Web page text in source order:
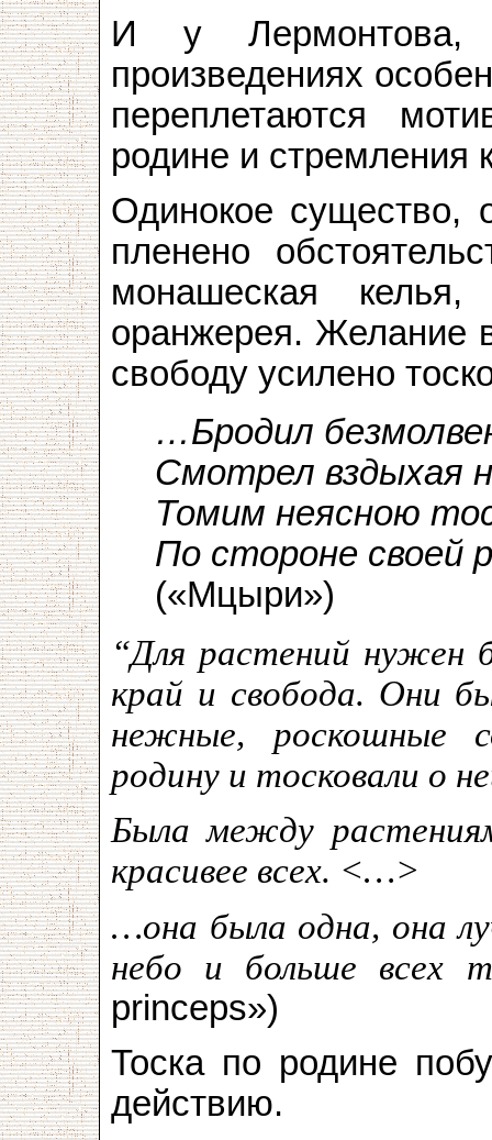
И у
произведениях
переплетаются
родине и стремления
Одинокое существо,
пленено
монашеская
оранжерея. Желание
свободу усилено
…Бродил
Смотрел вздыхая
Томим неясною
По стороне своей
(«Мцыри»)
“Для растений нужен
край и свобода. Они
нежные, роскошные
родину и тосковали о
Была между
красивее всех. <…>
…она была одна, она
небо и больше всех
princeps»)
Тоска по родине
действию.